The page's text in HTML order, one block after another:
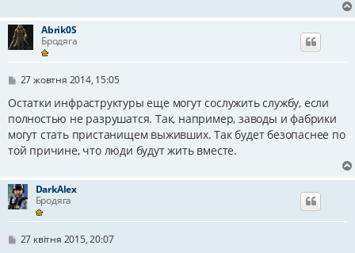
н
я
Abrik0S
Бродяга
П
в
д
о
м
л
н
н
я
27 жовтня 2014, 15:05
Остатки инфраструктуры еще могут сослужить службу, если
полностью не разрушатся. Так, например, заводы и фабрики
могут стать пристанищем выживших. Так будет безопаснее по
той причине, что люди будут жить вместе.
DarkAlex
Бродяга
П
27 квітня 2015, 20:07